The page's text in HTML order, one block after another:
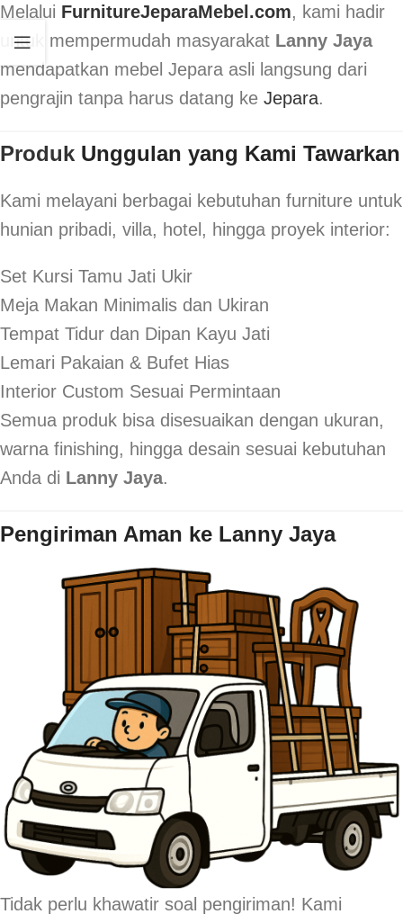
Melalui FurnitureJeparaMebel.com, kami hadir
untuk mempermudah masyarakat Lanny Jaya
mendapatkan mebel Jepara asli langsung dari
pengrajin tanpa harus datang ke Jepara.
Produk Unggulan yang Kami Tawarkan
Kami melayani berbagai kebutuhan furniture untuk
hunian pribadi, villa, hotel, hingga proyek interior:
Set Kursi Tamu Jati Ukir
Meja Makan Minimalis dan Ukiran
Tempat Tidur dan Dipan Kayu Jati
Lemari Pakaian & Bufet Hias
Interior Custom Sesuai Permintaan
Semua produk bisa disesuaikan dengan ukuran,
warna finishing, hingga desain sesuai kebutuhan
Anda di Lanny Jaya.
Pengiriman Aman ke Lanny Jaya
Tidak perlu khawatir soal pengiriman! Kami